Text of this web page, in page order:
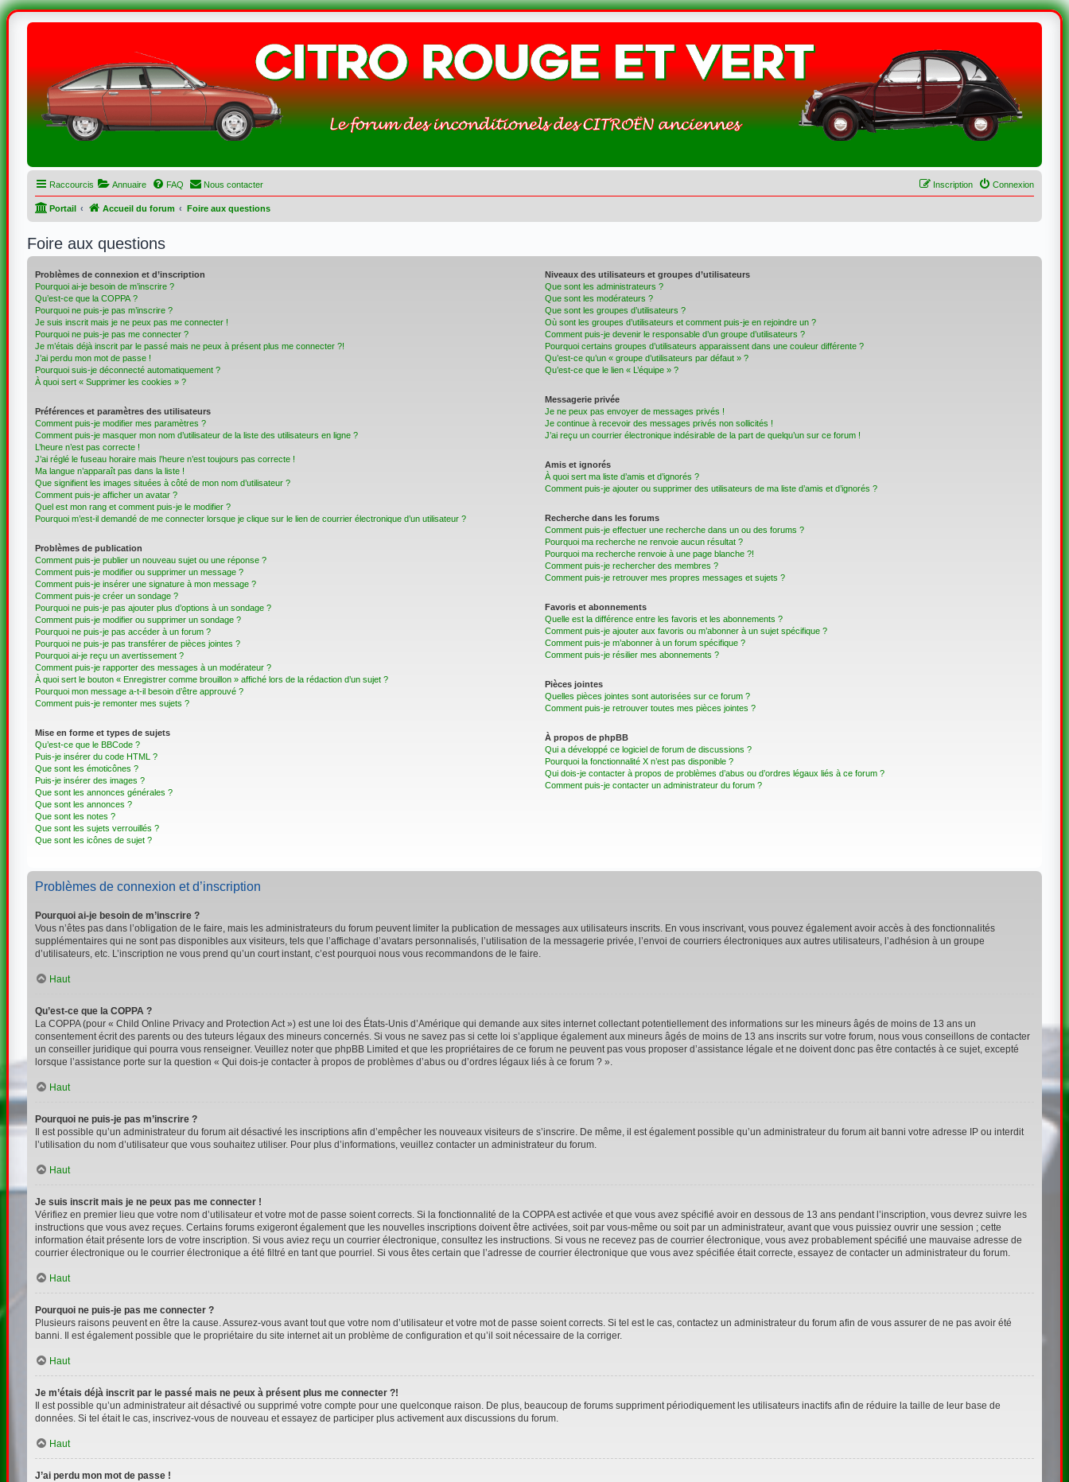
Raccourcis Annuaire FAQ Nous contacter Connexion
Inscription
Portail Accueil du forum Foire aux questions
Foire aux questions
Problèmes de connexion et d’inscription
Pourquoi ai-je besoin de m’inscrire ?
Qu’est-ce que la COPPA ?
Pourquoi ne puis-je pas m’inscrire ?
Je suis inscrit mais je ne peux pas me connecter !
Pourquoi ne puis-je pas me connecter ?
Je m’étais déjà inscrit par le passé mais ne peux à présent plus me connecter ?!
J’ai perdu mon mot de passe !
Pourquoi suis-je déconnecté automatiquement ?
À quoi sert « Supprimer les cookies » ?
Préférences et paramètres des utilisateurs
Comment puis-je modifier mes paramètres ?
Comment puis-je masquer mon nom d’utilisateur de la liste des utilisateurs en ligne ?
L’heure n’est pas correcte !
J’ai réglé le fuseau horaire mais l’heure n’est toujours pas correcte !
Ma langue n’apparaît pas dans la liste !
Que signifient les images situées à côté de mon nom d’utilisateur ?
Comment puis-je afficher un avatar ?
Quel est mon rang et comment puis-je le modifier ?
Pourquoi m’est-il demandé de me connecter lorsque je clique sur le lien de courrier électronique d’un utilisateur ?
Problèmes de publication
Comment puis-je publier un nouveau sujet ou une réponse ?
Comment puis-je modifier ou supprimer un message ?
Comment puis-je insérer une signature à mon message ?
Comment puis-je créer un sondage ?
Pourquoi ne puis-je pas ajouter plus d’options à un sondage ?
Comment puis-je modifier ou supprimer un sondage ?
Pourquoi ne puis-je pas accéder à un forum ?
Pourquoi ne puis-je pas transférer de pièces jointes ?
Pourquoi ai-je reçu un avertissement ?
Comment puis-je rapporter des messages à un modérateur ?
À quoi sert le bouton « Enregistrer comme brouillon » affiché lors de la rédaction d’un sujet ?
Pourquoi mon message a-t-il besoin d’être approuvé ?
Comment puis-je remonter mes sujets ?
Mise en forme et types de sujets
Qu’est-ce que le BBCode ?
Puis-je insérer du code HTML ?
Que sont les émoticônes ?
Puis-je insérer des images ?
Que sont les annonces générales ?
Que sont les annonces ?
Que sont les notes ?
Que sont les sujets verrouillés ?
Que sont les icônes de sujet ?
Niveaux des utilisateurs et groupes d’utilisateurs
Que sont les administrateurs ?
Que sont les modérateurs ?
Que sont les groupes d’utilisateurs ?
Où sont les groupes d’utilisateurs et comment puis-je en rejoindre un ?
Comment puis-je devenir le responsable d’un groupe d’utilisateurs ?
Pourquoi certains groupes d’utilisateurs apparaissent dans une couleur différente ?
Qu’est-ce qu’un « groupe d’utilisateurs par défaut » ?
Qu’est-ce que le lien « L’équipe » ?
Messagerie privée
Je ne peux pas envoyer de messages privés !
Je continue à recevoir des messages privés non sollicités !
J’ai reçu un courrier électronique indésirable de la part de quelqu’un sur ce forum !
Amis et ignorés
À quoi sert ma liste d’amis et d’ignorés ?
Comment puis-je ajouter ou supprimer des utilisateurs de ma liste d’amis et d’ignorés ?
Recherche dans les forums
Comment puis-je effectuer une recherche dans un ou des forums ?
Pourquoi ma recherche ne renvoie aucun résultat ?
Pourquoi ma recherche renvoie à une page blanche ?!
Comment puis-je rechercher des membres ?
Comment puis-je retrouver mes propres messages et sujets ?
Favoris et abonnements
Quelle est la différence entre les favoris et les abonnements ?
Comment puis-je ajouter aux favoris ou m’abonner à un sujet spécifique ?
Comment puis-je m’abonner à un forum spécifique ?
Comment puis-je résilier mes abonnements ?
Pièces jointes
Quelles pièces jointes sont autorisées sur ce forum ?
Comment puis-je retrouver toutes mes pièces jointes ?
À propos de phpBB
Qui a développé ce logiciel de forum de discussions ?
Pourquoi la fonctionnalité X n’est pas disponible ?
Qui dois-je contacter à propos de problèmes d’abus ou d’ordres légaux liés à ce forum ?
Comment puis-je contacter un administrateur du forum ?
Problèmes de connexion et d’inscription
Pourquoi ai-je besoin de m’inscrire ?
Vous n’êtes pas dans l’obligation de le faire, mais les administrateurs du forum peuvent limiter la publication de messages aux utilisateurs inscrits. En vous inscrivant, vous pouvez également avoir accès à des fonctionnalités
supplémentaires qui ne sont pas disponibles aux visiteurs, tels que l’affichage d’avatars personnalisés, l’utilisation de la messagerie privée, l’envoi de courriers électroniques aux autres utilisateurs, l’adhésion à un groupe
d’utilisateurs, etc. L’inscription ne vous prend qu’un court instant, c’est pourquoi nous vous recommandons de le faire.
Haut
Qu’est-ce que la COPPA ?
La COPPA (pour « Child Online Privacy and Protection Act ») est une loi des États-Unis d’Amérique qui demande aux sites internet collectant potentiellement des informations sur les mineurs âgés de moins de 13 ans un
consentement écrit des parents ou des tuteurs légaux des mineurs concernés. Si vous ne savez pas si cette loi s’applique également aux mineurs âgés de moins de 13 ans inscrits sur votre forum, nous vous conseillons de contacter
un conseiller juridique qui pourra vous renseigner. Veuillez noter que phpBB Limited et que les propriétaires de ce forum ne peuvent pas vous proposer d’assistance légale et ne doivent donc pas être contactés à ce sujet, excepté
lorsque l’assistance porte sur la question « Qui dois-je contacter à propos de problèmes d’abus ou d’ordres légaux liés à ce forum ? ».
Haut
Pourquoi ne puis-je pas m’inscrire ?
Il est possible qu’un administrateur du forum ait désactivé les inscriptions afin d’empêcher les nouveaux visiteurs de s’inscrire. De même, il est également possible qu’un administrateur du forum ait banni votre adresse IP ou interdit
l’utilisation du nom d’utilisateur que vous souhaitez utiliser. Pour plus d’informations, veuillez contacter un administrateur du forum.
Haut
Je suis inscrit mais je ne peux pas me connecter !
Vérifiez en premier lieu que votre nom d’utilisateur et votre mot de passe soient corrects. Si la fonctionnalité de la COPPA est activée et que vous avez spécifié avoir en dessous de 13 ans pendant l’inscription, vous devrez suivre les
instructions que vous avez reçues. Certains forums exigeront également que les nouvelles inscriptions doivent être activées, soit par vous-même ou soit par un administrateur, avant que vous puissiez ouvrir une session ; cette
information était présente lors de votre inscription. Si vous aviez reçu un courrier électronique, consultez les instructions. Si vous ne recevez pas de courrier électronique, vous avez probablement spécifié une mauvaise adresse de
courrier électronique ou le courrier électronique a été filtré en tant que pourriel. Si vous êtes certain que l’adresse de courrier électronique que vous avez spécifiée était correcte, essayez de contacter un administrateur du forum.
Haut
Pourquoi ne puis-je pas me connecter ?
Plusieurs raisons peuvent en être la cause. Assurez-vous avant tout que votre nom d’utilisateur et votre mot de passe soient corrects. Si tel est le cas, contactez un administrateur du forum afin de vous assurer de ne pas avoir été
banni. Il est également possible que le propriétaire du site internet ait un problème de configuration et qu’il soit nécessaire de la corriger.
Haut
Je m’étais déjà inscrit par le passé mais ne peux à présent plus me connecter ?!
Il est possible qu’un administrateur ait désactivé ou supprimé votre compte pour une quelconque raison. De plus, beaucoup de forums suppriment périodiquement les utilisateurs inactifs afin de réduire la taille de leur base de
données. Si tel était le cas, inscrivez-vous de nouveau et essayez de participer plus activement aux discussions du forum.
Haut
J’ai perdu mon mot de passe !